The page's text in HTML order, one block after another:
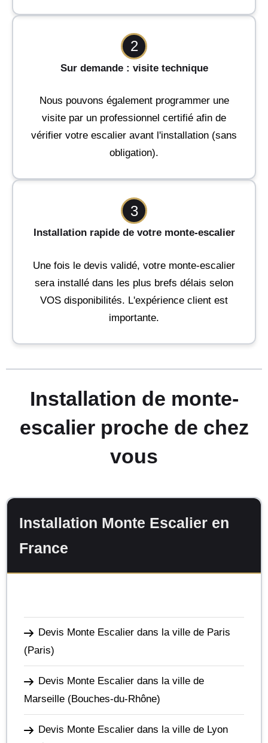
2
Sur demande : visite technique
Nous pouvons également programmer une
visite par un professionnel certifié afin de
vérifier votre escalier avant l'installation (sans
obligation).
3
Installation rapide de votre monte-escalier
Une fois le devis validé, votre monte-escalier
sera installé dans les plus brefs délais selon
VOS disponibilités. L'expérience client est
importante.
Installation de monte-
escalier proche de chez
vous
Installation Monte Escalier en
France
Devis Monte Escalier dans la ville de Paris
(Paris)
Devis Monte Escalier dans la ville de
Marseille (Bouches-du-Rhône)
Devis Monte Escalier dans la ville de Lyon